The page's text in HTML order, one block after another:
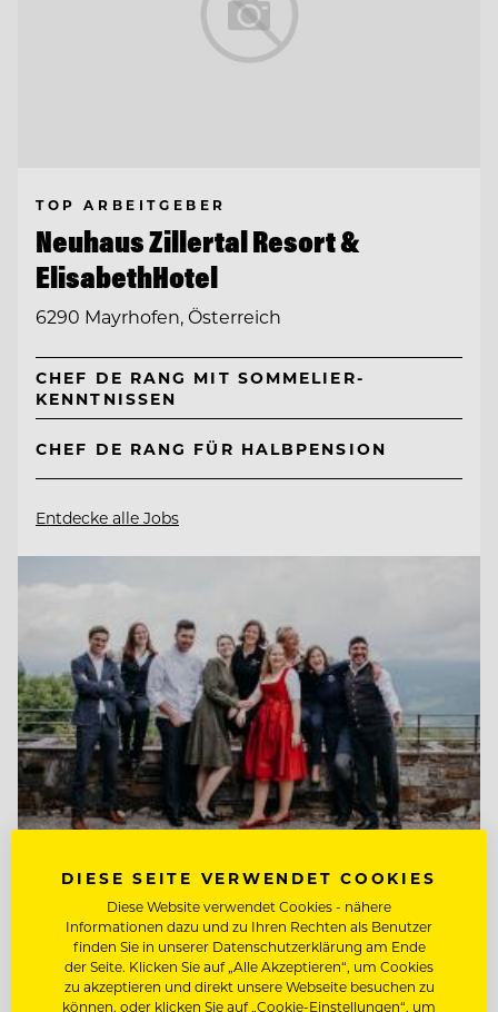
TOP ARBEITGEBER
Neuhaus Zillertal Resort &
ElisabethHotel
6290 Mayrhofen, Österreich
CHEF DE RANG MIT SOMMELIER-
KENNTNISSEN
CHEF DE RANG FÜR HALBPENSION
Entdecke alle Jobs
TOP ARBEITGEBER
Kempinski Hotel Berchtesgaden
DIESE SEITE VERWENDET COOKIES
Diese Website verwendet Cookies - nähere
Informationen dazu und zu Ihren Rechten als Benutzer
finden Sie in unserer Datenschutzerklärung am Ende
der Seite. Klicken Sie auf „Alle Akzeptieren“, um Cookies
zu akzeptieren und direkt unsere Webseite besuchen zu
können, oder klicken Sie auf „Cookie-Einstellungen“, um